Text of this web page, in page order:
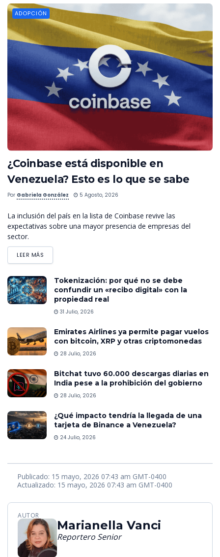
ADOPCIÓN
¿Coinbase está disponible en
Venezuela? Esto es lo que se sabe
Por Gabriela González 5 Agosto, 2026
La inclusión del país en la lista de Coinbase revive las
expectativas sobre una mayor presencia de empresas del
sector.
LEER MÁS
Tokenización: por qué no se debe
confundir un «recibo digital» con la
propiedad real
31 Julio, 2026
Emirates Airlines ya permite pagar vuelos
con bitcoin, XRP y otras criptomonedas
28 Julio, 2026
Bitchat tuvo 60.000 descargas diarias en
India pese a la prohibición del gobierno
28 Julio, 2026
¿Qué impacto tendría la llegada de una
tarjeta de Binance a Venezuela?
24 Julio, 2026
Publicado: 15 mayo, 2026 07:43 am GMT-0400
Actualizado: 15 mayo, 2026 07:43 am GMT-0400
AUTOR
Marianella Vanci
Reportero Senior